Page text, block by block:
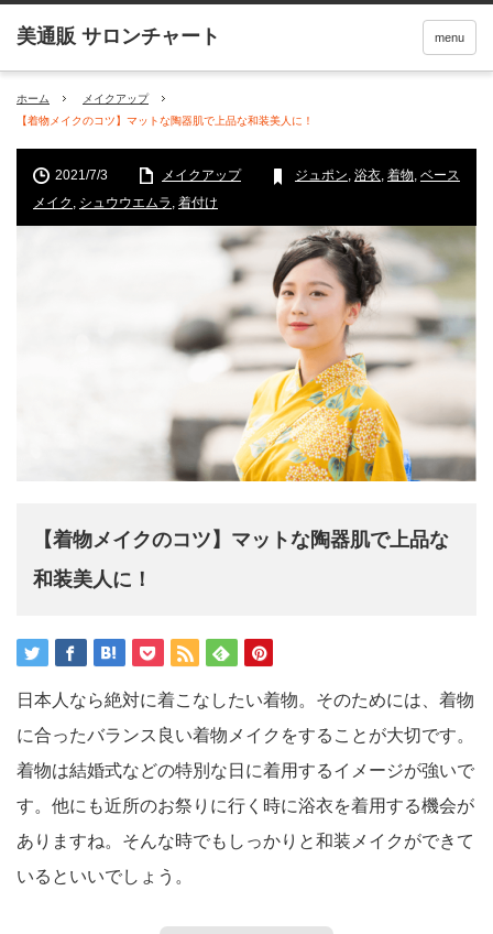
menu
ホーム
メイクアップ
【着物メイクのコツ】マットな陶器肌で上品な和装美人に！
2021/7/3 メイクアップ ジュポン, 浴衣, 着物, ベース
メイク , シュウウエムラ , 着付け
【着物メイクのコツ】マットな陶器肌で上品な
和装美人に！
日本人なら絶対に着こなしたい着物。そのためには、着物
に合ったバランス良い着物メイクをすることが大切です。
着物は結婚式などの特別な日に着用するイメージが強いで
す。他にも近所のお祭りに行く時に浴衣を着用する機会が
ありますね。そんな時でもしっかりと和装メイクができて
いるといいでしょう。